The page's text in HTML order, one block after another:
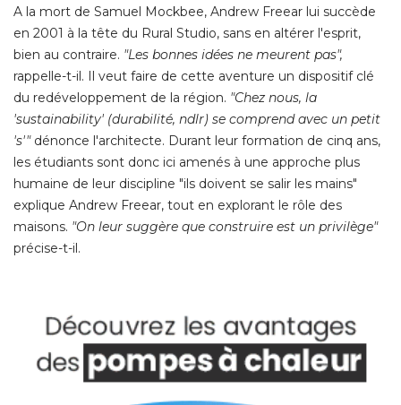
A la mort de Samuel Mockbee, Andrew Freear lui succède
en 2001 à la tête du Rural Studio, sans en altérer l'esprit,
bien au contraire. "Les bonnes idées ne meurent pas",
rappelle-t-il. Il veut faire de cette aventure un dispositif clé
du redéveloppement de la région. "Chez nous, la
'sustainability' (durabilité, ndlr) se comprend avec un petit
's'" dénonce l'architecte. Durant leur formation de cinq ans,
les étudiants sont donc ici amenés à une approche plus
humaine de leur discipline "ils doivent se salir les mains"
explique Andrew Freear, tout en explorant le rôle des
maisons. "On leur suggère que construire est un privilège"
précise-t-il.